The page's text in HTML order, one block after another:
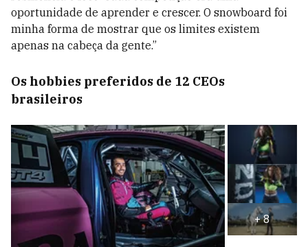
oportunidade de aprender e crescer. O snowboard foi
minha forma de mostrar que os limites existem
apenas na cabeça da gente.”
Os hobbies preferidos de 12 CEOs
brasileiros
+8